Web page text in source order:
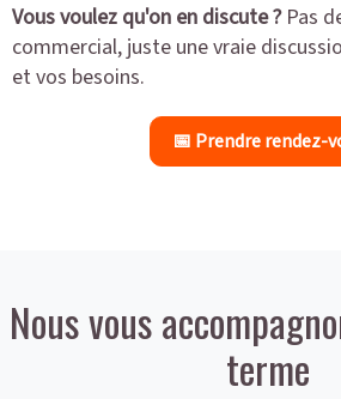
Vous voulez qu'on en discute ?Pas
commercial, juste une vraie
et vos besoins.
📅 Prendre rendez-
Nous vous
terme